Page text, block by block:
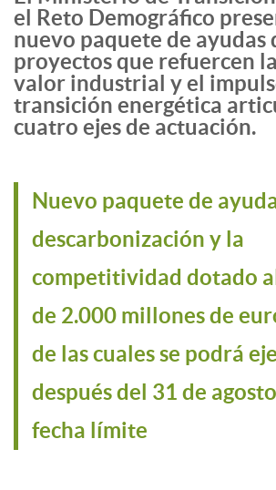
el Reto Demográfico
nuevo paquete de ayudas
proyectos que refuercen
valor industrial y el
transición energética
cuatro ejes de actuación.
Nuevo paquete de
descarbonización y la
competitividad dotado
de 2.000 millones de
de las cuales se podrá
después del 31 de
fecha límite